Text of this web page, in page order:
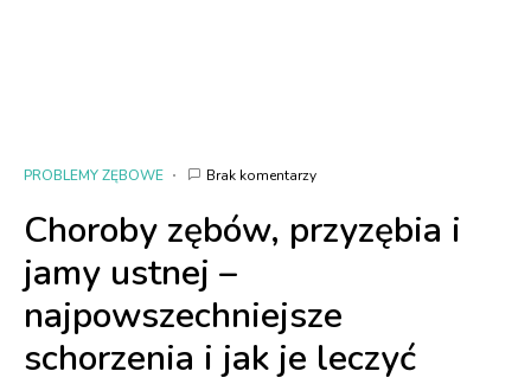
PROBLEMY ZĘBOWE Brak komentarzy
Choroby zębów, przyzębia i
jamy ustnej –
najpowszechniejsze
schorzenia i jak je leczyć